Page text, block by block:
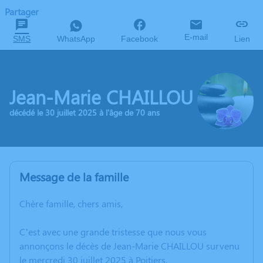
Partager
SMS WhatsApp Facebook E-mail Lien
Jean-Marie CHAILLOU
décédé le 30 juillet 2025 à l'âge de 70 ans
Message de la famille
Chère famille, chers amis,
C’est avec une grande tristesse que nous vous
annonçons le décès de Jean-Marie CHAILLOU survenu
le mercredi 30 juillet 2025 à Poitiers.